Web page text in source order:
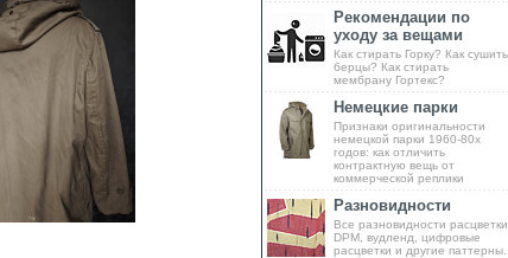
Рекомендации по
уходу за вещами
Как стирать Горку? Как сушить
берцы? Как стирать
мембрану Гортекс?
Немецкие парки
Признаки оригинальности
немецкой парки 1960-80х
годов: как отличить
контрактную вещь от
коммерческой реплики
Разновидности
Все разновидности расцветки
DPM, вудленд, цифровые
расцветки и другие паттерны.